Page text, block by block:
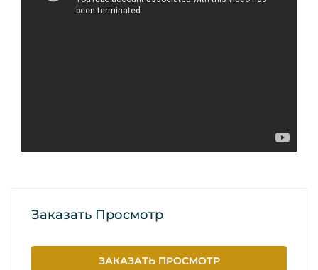
Заказать Просмотр
ЗАКАЗАТЬ ПРОСМОТР